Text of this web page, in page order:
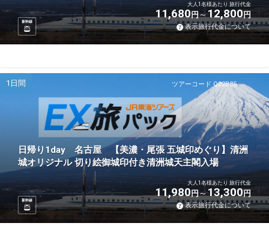
新幹線
大人1名様あたり 旅行代金
11,680円 12,800円
表示旅行代金について
ツアーコード Q02B35
1日間
日帰り1day 名古屋 【美濃・尾張 五城印めぐり】清洲
城オリジナル 切り絵御城印付き清洲城天主閣入場
新幹線
大人1名様あたり 旅行代金
11,980円 13,300円
表示旅行代金について